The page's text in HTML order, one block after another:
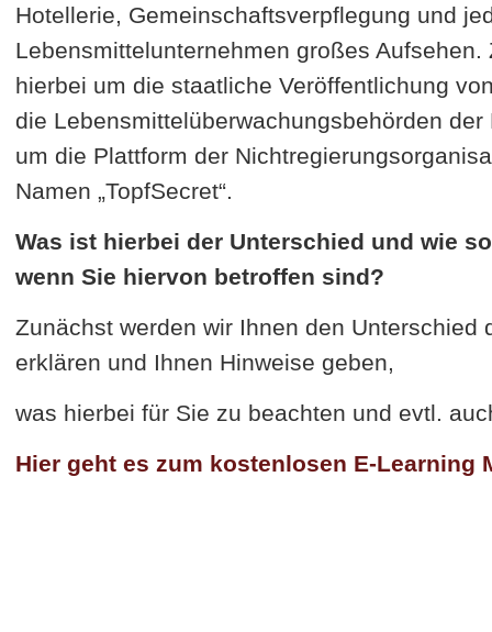
Hotellerie, Gemeinschaftsverpflegung und
Lebensmittelunternehmen großes
hierbei um die staatliche Veröffentlichung
die Lebensmittelüberwachungsbehörden der
um die Plattform der
Namen „TopfSecret“.
Was ist hierbei der Unterschied und wie
wenn Sie hiervon betroffen sind?
Zunächst werden wir Ihnen den Unterschied
erklären und Ihnen Hinweise geben,
was hierbei für Sie zu beachten und evtl.
Hier geht es zum kostenlosen E-Learning